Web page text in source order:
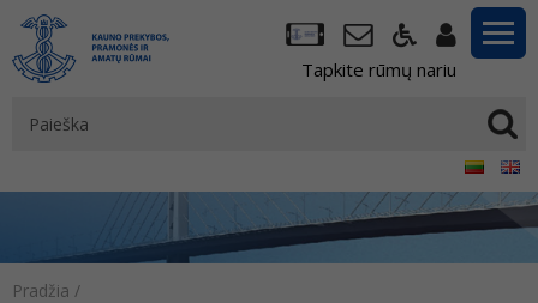
Tapkite rūmų nariu
Pradžia /